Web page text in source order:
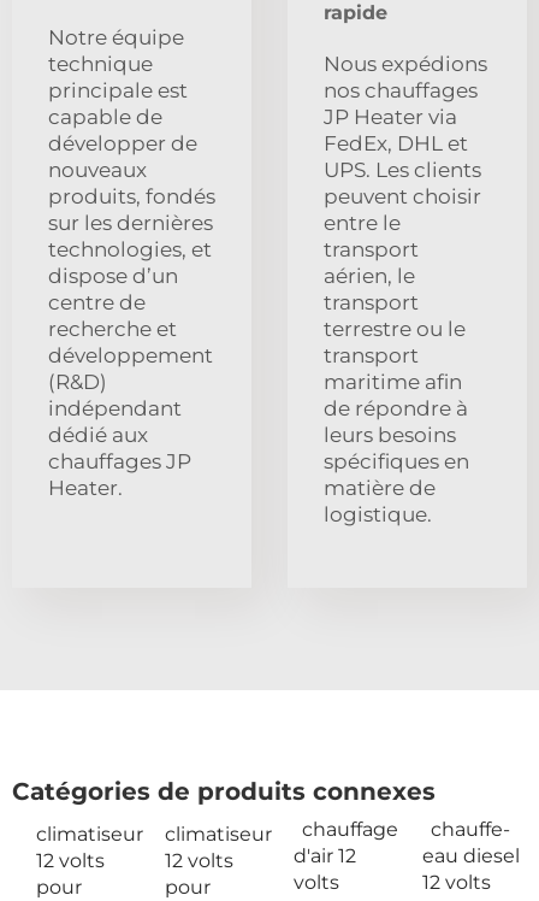
Notre équipe
technique
principale est
capable de
développer de
nouveaux
produits, fondés
sur les dernières
technologies, et
dispose d’un
centre de
recherche et
développement
(R&D)
indépendant
dédié aux
chauffages JP
Heater.
rapide
Nous expédions
nos chauffages
JP Heater via
FedEx, DHL et
UPS. Les clients
peuvent choisir
entre le
transport
aérien, le
transport
terrestre ou le
transport
maritime afin
de répondre à
leurs besoins
spécifiques en
matière de
logistique.
Catégories de produits connexes
climatiseur
12 volts
pour
climatiseur
12 volts
pour
chauffage
d'air 12
volts
chauffe-
eau diesel
12 volts